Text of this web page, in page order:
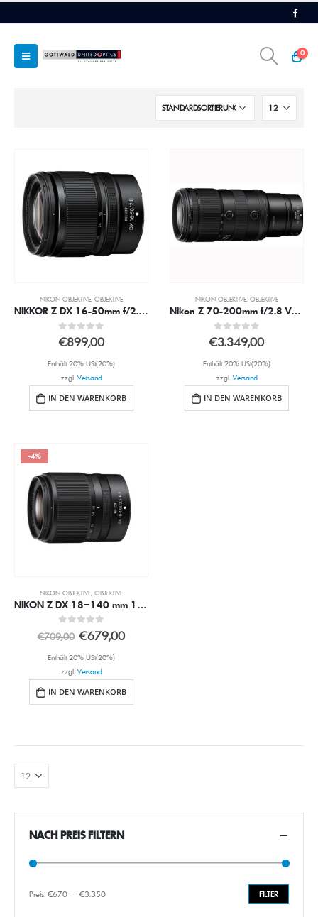
0
NIKON OBJEKTIVE OBJEKTIVE
NIKKOR Z DX 16-50mm f/2.8 VR
0out of 5
€899,00
Enthält 20% USt(20%)
zzgl.Versand
IN DEN WARENKORB
NIKON OBJEKTIVE OBJEKTIVE
Nikon Z 70-200mm f/2.8 VR S II
0out of 5
€3.349,00
Enthält 20% USt(20%)
zzgl.Versand
IN DEN WARENKORB
-4%
NIKON OBJEKTIVE OBJEKTIVE
NIKON Z DX 18–140 mm 1:3,5–6,3 VR
0 out of 5
€709,00 €679,00
Enthält 20% USt(20%)
zzgl.Versand
IN DEN WARENKORB
NACH PREIS FILTERN
FILTER
Preis: €670 — €3.350